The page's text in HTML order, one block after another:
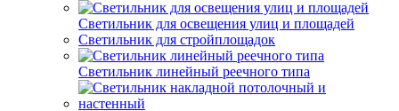
Светильник для освещения улиц и площадей
Светильник для стройплощадок
Светильник линейный реечного типа